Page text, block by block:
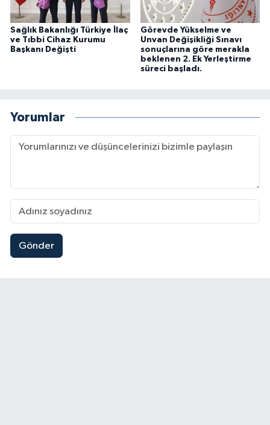
Sağlık Bakanlığı Türkiye İlaç
ve Tıbbi Cihaz Kurumu
Başkanı Değişti
Görevde Yükselme ve
Unvan Değişikliği Sınavı
sonuçlarına göre merakla
beklenen 2. Ek Yerleştirme
süreci başladı.
Yorumlar
Gönder